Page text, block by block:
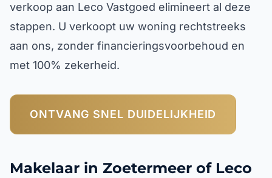
verkoop aan Leco Vastgoed elimineert al deze
stappen. U verkoopt uw woning rechtstreeks
aan ons, zonder financieringsvoorbehoud en
met 100% zekerheid.
ONTVANG SNEL DUIDELIJKHEID
Makelaar in Zoetermeer of Leco